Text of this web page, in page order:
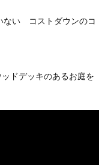
ない コストダウンのコ
ドデッキのあるお庭を